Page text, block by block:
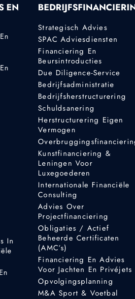
EN
In
Strategisch Advies
SPAC Adviesdiensten
Financiering En
Beursintroducties
Due Diligence-Service
Bedrijfsadministratie
Bedrijfsherstructurering
Schuldsanering
Herstructurering Eigen
Vermogen
Kunstfinanciering &
Leningen Voor
Luxegoederen
Internationale Financiële
Consulting
Advies Over
Projectfinanciering
Obligaties / Actief
Beheerde Certificaten
(AMC’s)
Financiering En Advies
Voor Jachten En Privéjets
Opvolgingsplanning
M&A Sport & Voetbal